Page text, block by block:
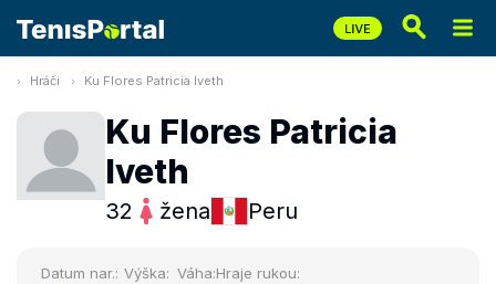
Hráči Ku Flores Patricia Iveth
Ku Flores Patricia
Iveth
32 žena Peru
Datum nar.: Výška: Váha:Hraje rukou: